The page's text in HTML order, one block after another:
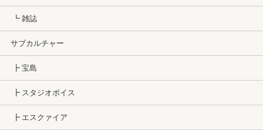
┗ 雑誌
サブカルチャー
┣ 宝島
┣ スタジオボイス
┣ エスクァイア